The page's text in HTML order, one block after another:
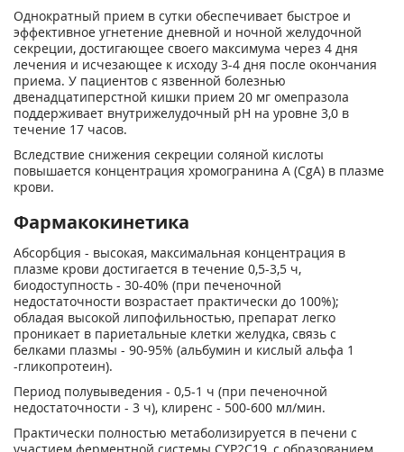
Однократный прием в сутки обеспечивает быстрое и
эффективное угнетение дневной и ночной желудочной
секреции, достигающее своего максимума через 4 дня
лечения и исчезающее к исходу 3-4 дня после окончания
приема. У пациентов с язвенной болезнью
двенадцатиперстной кишки прием 20 мг омепразола
поддерживает внутрижелудочный pH на уровне 3,0 в
течение 17 часов.
Вследствие снижения секреции соляной кислоты
повышается концентрация хромогранина A (CgA) в плазме
крови.
Фармакокинетика
Абсорбция - высокая, максимальная концентрация в
плазме крови достигается в течение 0,5-3,5 ч,
биодоступность - 30-40% (при печеночной
недостаточности возрастает практически до 100%);
обладая высокой липофильностью, препарат легко
проникает в париетальные клетки желудка, связь с
белками плазмы - 90-95% (альбумин и кислый альфа 1
-гликопротеин).
Период полувыведения - 0,5-1 ч (при печеночной
недостаточности - 3 ч), клиренс - 500-600 мл/мин.
Практически полностью метаболизируется в печени с